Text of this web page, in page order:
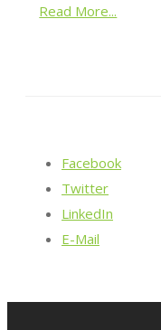
Read More...
Facebook
Twitter
LinkedIn
E-Mail